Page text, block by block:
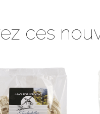
ces